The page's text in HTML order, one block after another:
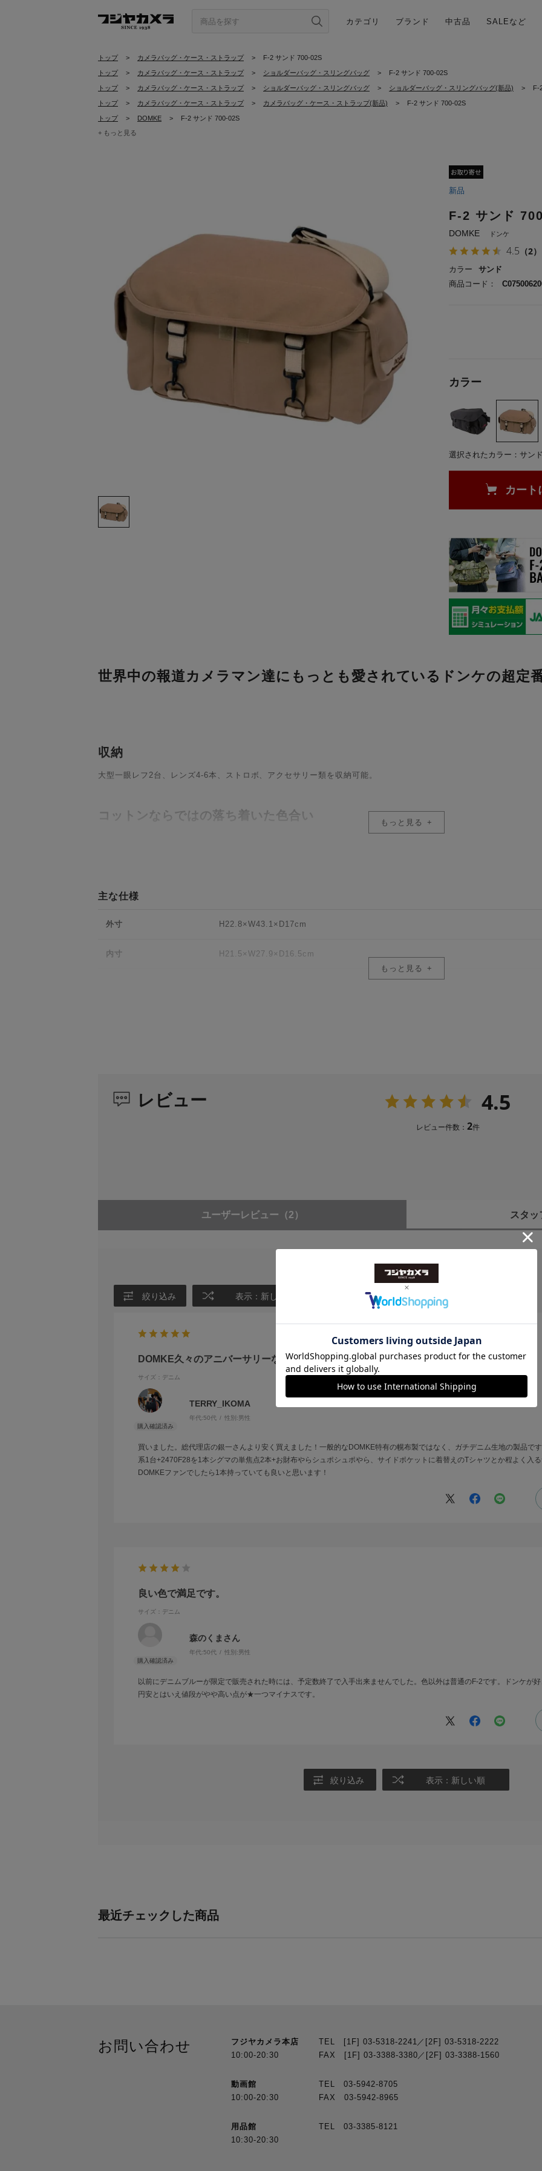
カテゴリ ブランド 中古品 SALEなど
トップ > カメラバッグ・ケース・ストラップ > F-2 サンド 700-02S
トップ > カメラバッグ・ケース・ストラップ > ショルダーバッグ・スリングバッグ > F-2 サンド 700-02S
トップ > カメラバッグ・ケース・ストラップ > ショルダーバッグ・スリングバッグ > ショルダーバッグ・スリングバッグ(新品) > F-
トップ > カメラバッグ・ケース・ストラップ > カメラバッグ・ケース・ストラップ(新品) > F-2 サンド 700-02S
トップ > DOMKE >
F-2 サンド 700-02S
+ もっと見る
新品
F-2 サンド
DOMKE ドンケ
4.5 （2）
商品コード：
カラー サンド
カート
カラー
選択されたカラー：サン
世界中の報道カメラマン達にもっとも愛されているドンケの超定
収納
大型一眼レフ2台、レンズ4-6本、ストロボ、アクセサリー類を収納可能。
コットンならではの落ち着いた色合い
汚れたら洗うことも可能で、柔らかく変化していく風合いを楽しみながら愛用が可能。
もっと見る
主な仕様
外寸 H22.8×W43.1×D17cm
内寸 H21.5×W27.9×D16.5cm
もっと見る
レビュー 4.5
レビュー件数： 2件
ユーザーレビュー （2） スタッ
絞り込み 表示：新しい順
DOMKE久々のアニバーサリーなので！
サイズ：デニム
TERRY_IKOMA
年代:50代 性別:男性
買いました。総代理店の銀一さんより安く買えました！一般的なDOMKE特有の幌布製ではなく、ガチデニム生地の製品で
系1台+2470F28を1本シグマの単焦点2本+お財布やらシュポシュポやら、サイドポケットに着替えのTシャツとか程よく入
DOMKEファンでしたら1本持っていても良いと思います！
良い色で満足です。
サイズ：デニム
森のくまさん
年代:50代 性別:男性
以前にデニムブルーが限定で販売された時には、予定数終了で入手出来ませんでした。色以外は普通のF-2です。ドンケが
円安とはいえ値段がやや高い点が★一つマイナスです。
絞り込み 表示：新しい順
最近チェックした商品
お問い合わせ
フジヤカメラ本店
10:00-20:30
TEL [1F] 03-5318-2241／[2F] 03-5318-2222
FAX [1F] 03-3388-3380／[2F] 03-3388-1560
動画館
10:00-20:30
TEL 03-5942-8705
FAX 03-5942-8965
用品館
10:30-20:30
TEL 03-3385-8121